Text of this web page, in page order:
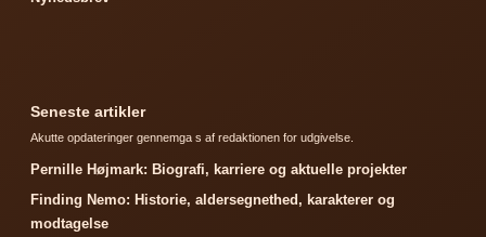
Seneste artikler
Akutte opdateringer gennemga s af redaktionen for udgivelse.
Pernille Højmark: Biografi, karriere og aktuelle projekter
Finding Nemo: Historie, aldersegnethed, karakterer og
modtagelse